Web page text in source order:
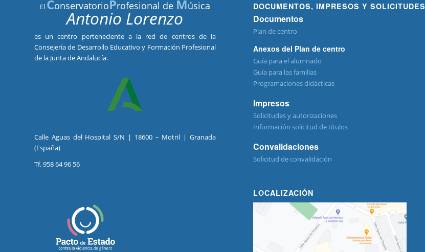
El ConservatorioProfesional de Música
Antonio Lorenzo
es un centro perteneciente a la red de centros de la
Consejería de Desarrollo Educativo y Formación Profesional
de la Junta de Andalucía.
Calle Aguas del Hospital S/N | 18600 – Motril | Granada
(España)
Tf. 958 64 96 56
DOCUMENTOS, IMPRESOS Y SOLICITUDES
Documentos
Plan de centro
Anexos del Plan de centro
Guía para el alumnado
Guía para las familias
Programaciones didácticas
Impresos
Solicitudes y autorizaciones
Información solicitud de títulos
Convalidaciones
Solicitud de convalidación
LOCALIZACIÓN